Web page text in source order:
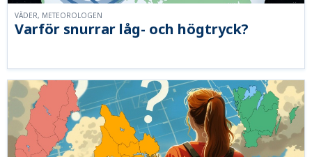
Varför snurrar låg- och högtryck?
VÄDER, METEOROLOGEN